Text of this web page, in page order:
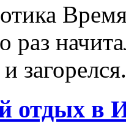
раз
отдых в